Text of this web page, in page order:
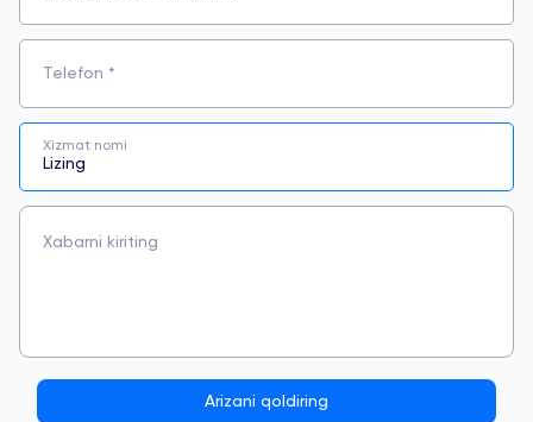
Telefon *
Xizmat nomi
Xabarni kiriting
Arizani qoldiring